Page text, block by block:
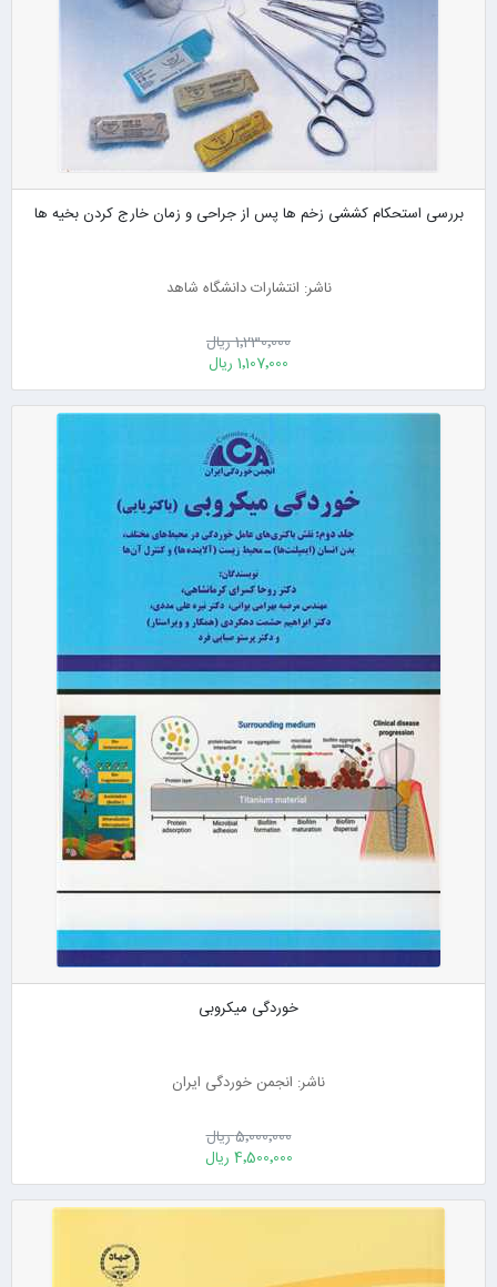
بررسی استحکام کششی زخم ها پس از جراحی و زمان خارج کردن بخیه ها
ناشر: انتشارات دانشگاه شاهد
1٬230٬000 ریال
1٬107٬000 ریال
خوردگی میکروبی
ناشر: انجمن خوردگی ایران
5٬000٬000 ریال
4٬500٬000 ریال